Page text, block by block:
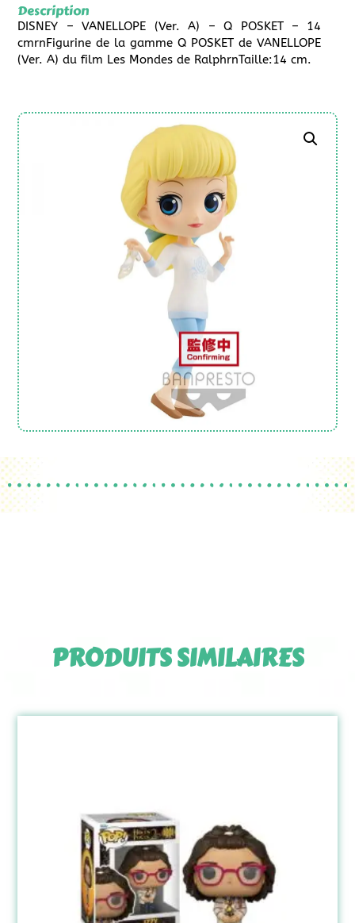
Description
DISNEY – VANELLOPE (Ver. A) – Q POSKET – 14
cmrnFigurine de la gamme Q POSKET de VANELLOPE
(Ver. A) du film Les Mondes de RalphrnTaille:14 cm.
PRODUITS SIMILAIRES